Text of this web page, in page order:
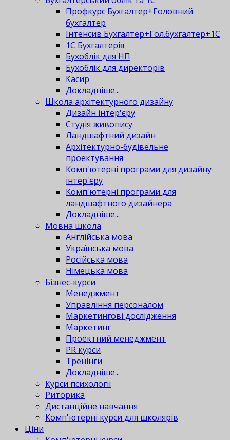
Профкурс Бухгалтер+Головний
бухгалтер
Інтенсив Бухгалтер+Гол.бухгалтер+1С
1С Бухгалтерія
Бухоблік для НП
Бухоблік для директорів
Касир
Докладніше...
Школа архітектурного дизайну
Дизайн інтер'єру
Студія живопису
Ландшафтний дизайн
Архітектурно-будівельне
проектування
Комп'ютерні програми для дизайну
інтер'єру
Комп'ютерні програми для
ландшафтного дизайнера
Докладніше...
Мовна школа
Англійська мова
Українська мова
Російська мова
Німецька мова
Бізнес-курси
Менеджмент
Управління персоналом
Маркетингові дослідження
Маркетинг
Проектний менеджмент
PR курси
Тренінги
Докладніше...
Курси психології
Риторика
Дистанційне навчання
Комп'ютерні курси для школярів
Ціни